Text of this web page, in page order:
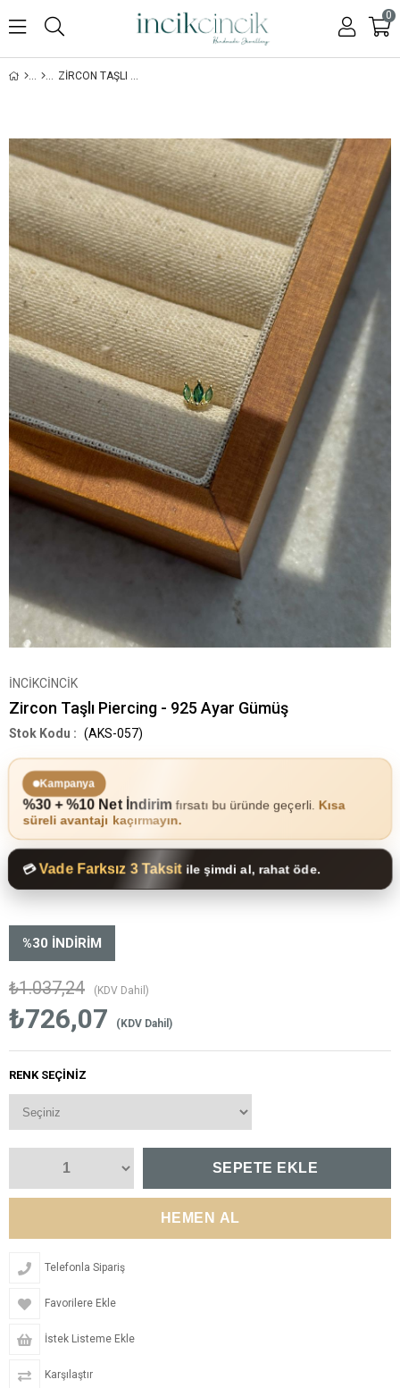
0
ZIRCON TAŞLI PIERCING - 925 AYAR GÜMÜŞ
İNCİKCİNCİK
Zircon Taşlı Piercing - 925 Ayar Gümüş
(AKS-057)
Kampanya
%30 + %10 Net İndirimfırsatı bu üründe geçerli. Kısa
süreli avantajı kaçırmayın.
💳Vade Farksız 3 Taksitile şimdi al, rahat öde.
%30 İNDIRIM
₺1.037,24 (KDV Dahil)
₺726,07 (KDV Dahil)
RENK SEÇINIZ
Telefonla Sipariş
Favorilere Ekle
İstek Listeme Ekle
Karşılaştır